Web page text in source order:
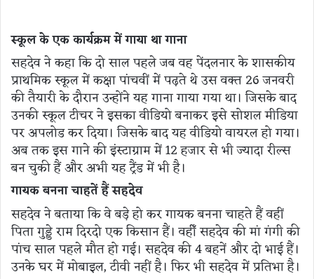
स्कूल के एक कार्यक्रम में गाया था गाना
सहदेव ने कहा कि दो साल पहले जब वह पेंदलनार के शासकीय
प्राथमिक स्कूल में कक्षा पांचवीं में पढ़ते थे उस वक्त 26 जनवरी
की तैयारी के दौरान उन्होंने यह गाना गाया गया था। जिसके बाद
उनकी स्कूल टीचर ने इसका वीडियो बनाकर इसे सोशल मीडिया
पर अपलोड कर दिया। जिसके बाद यह वीडियो वायरल हो गया।
अब तक इस गाने की इंस्टाग्राम में 12 हजार से भी ज्यादा रील्स
बन चुकी हैं और अभी यह ट्रैंड में भी है।
गायक बनना चाहतें हैं सहदेव
सहदेव ने बताया कि वे बड़े हो कर गायक बनना चाहते हैं वहीं
पिता गुड्डे राम दिरदो एक किसान हैं। वहीँ सहदेव की मां गंगी की
पांच साल पहले मौत हो गई। सहदेव की 4 बहनें और दो भाई हैं।
उनके घर में मोबाइल, टीवी नहीं है। फिर भी सहदेव में प्रतिभा है।